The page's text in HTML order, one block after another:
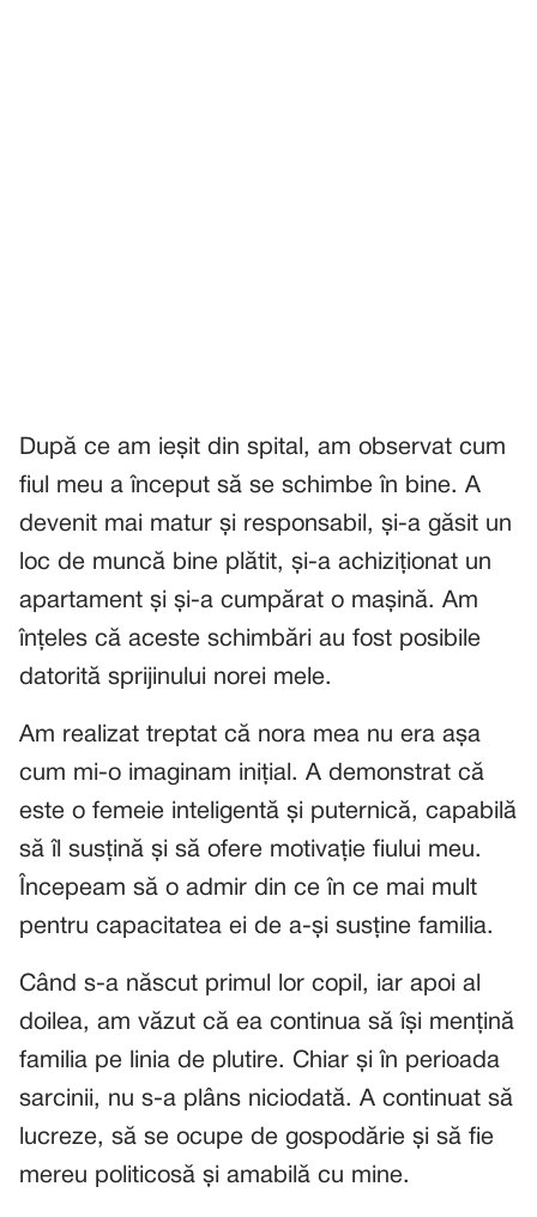
După ce am ieșit din spital, am observat cum
fiul meu a început să se schimbe în bine. A
devenit mai matur și responsabil, și-a găsit un
loc de muncă bine plătit, și-a achiziționat un
apartament și și-a cumpărat o mașină. Am
înțeles că aceste schimbări au fost posibile
datorită sprijinului norei mele.
Am realizat treptat că nora mea nu era așa
cum mi-o imaginam inițial. A demonstrat că
este o femeie inteligentă și puternică, capabilă
să îl susțină și să ofere motivație fiului meu.
Începeam să o admir din ce în ce mai mult
pentru capacitatea ei de a-și susține familia.
Când s-a născut primul lor copil, iar apoi al
doilea, am văzut că ea continua să își mențină
familia pe linia de plutire. Chiar și în perioada
sarcinii, nu s-a plâns niciodată. A continuat să
lucreze, să se ocupe de gospodărie și să fie
mereu politicosă și amabilă cu mine.